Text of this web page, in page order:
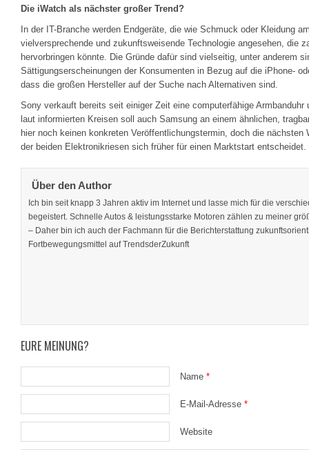
Die iWatch als nächster großer Trend?
In der IT-Branche werden Endgeräte, die wie Schmuck oder Kleidung
vielversprechende und zukunftsweisende Technologie angesehen, die
hervorbringen könnte. Die Gründe dafür sind vielseitig, unter anderem
Sättigungserscheinungen der Konsumenten in Bezug auf die iPhone-
dass die großen Hersteller auf der Suche nach Alternativen sind.
Sony verkauft bereits seit einiger Zeit eine computerfähige
laut informierten Kreisen soll auch Samsung an einem ähnlichen,
hier noch keinen konkreten Veröffentlichungstermin, doch die nächsten
der beiden Elektronikriesen sich früher für einen Marktstart entscheidet.
Über den Author
Ich bin seit knapp 3 Jahren aktiv im Internet und lasse mich für die
begeistert. Schnelle Autos & leistungsstarke Motoren zählen zu meiner
– Daher bin ich auch der Fachmann für die Berichterstattung
Fortbewegungsmittel auf TrendsderZukunft
EURE MEINUNG?
Name *
E-Mail-Adresse *
Website